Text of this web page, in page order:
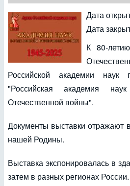
Дата
Дата
К 80-
Российской академии наук
"Российская академия
Отечественной войны".
Документы выставки отражают
нашей Родины.
Выставка экспонировалась в
затем в разных регионах России.